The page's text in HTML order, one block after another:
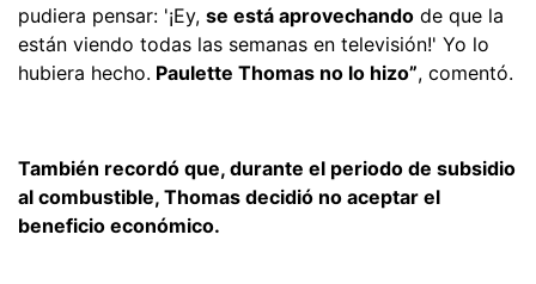
pudiera pensar: '¡Ey, se está aprovechando de que la
están viendo todas las semanas en televisión!' Yo lo
hubiera hecho. Paulette Thomas no lo hizo”, comentó.
También recordó que, durante el periodo de subsidio
al combustible, Thomas decidió no aceptar el
beneficio económico.